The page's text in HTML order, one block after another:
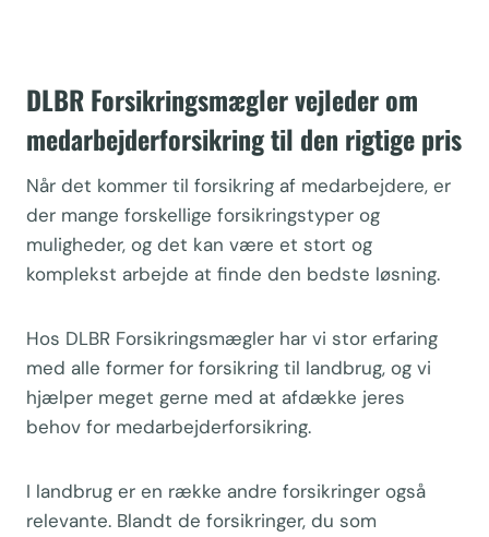
DLBR Forsikringsmægler vejleder om
medarbejderforsikring til den rigtige pris
Når det kommer til forsikring af medarbejdere, er
der mange forskellige forsikringstyper og
muligheder, og det kan være et stort og
komplekst arbejde at finde den bedste løsning.
Hos DLBR Forsikringsmægler har vi stor erfaring
med alle former for forsikring til landbrug, og vi
hjælper meget gerne med at afdække jeres
behov for medarbejderforsikring.
I landbrug er en række andre forsikringer også
relevante. Blandt de forsikringer, du som